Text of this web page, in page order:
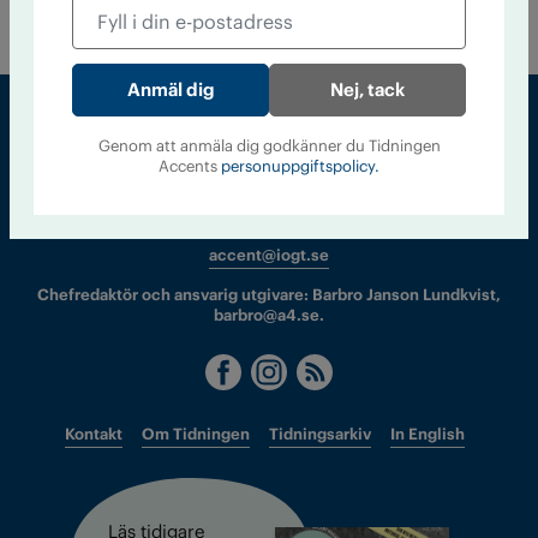
Sveriges största tidning om droger och nykterhet
Tidningen Accent, A4, Bondegatan 21, 116 33 Stockholm
accent@iogt.se
Chefredaktör och ansvarig utgivare: Barbro Janson Lundkvist,
barbro@a4.se.
Kontakt Om Tidningen Tidningsarkiv In English
Läs tidigare
Nej, tack
Genom att anmäla dig godkänner du Tidningen
Accents personuppgiftspolicy.